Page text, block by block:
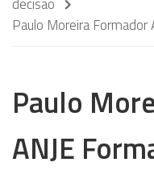
Paulo Moreira Formador
Paulo
ANJE